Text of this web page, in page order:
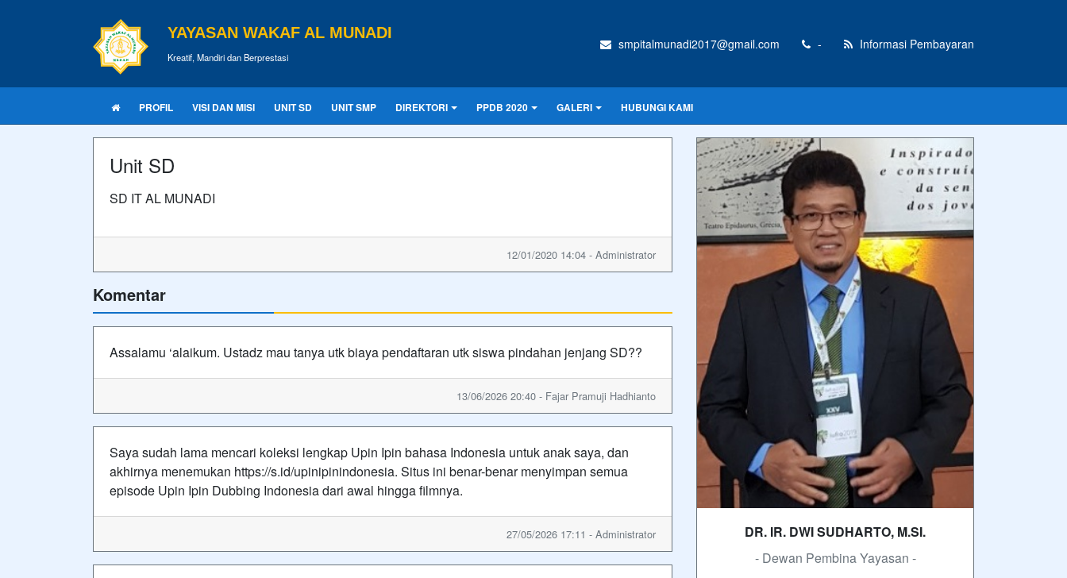
YAYASAN WAKAF AL MUNADI
Kreatif, Mandiri dan Berprestasi
smpitalmunadi2017@gmail.com - Informasi Pembayaran
PROFIL VISI DAN MISI UNIT SD UNIT SMP DIREKTORI PPDB 2020 GALERI HUBUNGI KAMI
Unit SD
SD IT AL MUNADI
12/01/2020 14:04 - Administrator
Komentar
Assalamu ‘alaikum. Ustadz mau tanya utk biaya pendaftaran utk siswa pindahan jenjang SD??
13/06/2026 20:40 - Fajar Pramuji Hadhianto
Saya sudah lama mencari koleksi lengkap Upin Ipin bahasa Indonesia untuk anak saya, dan
akhirnya menemukan https://s.id/upinipinindonesia. Situs ini benar-benar menyimpan semua
episode Upin Ipin Dubbing Indonesia dari awal hingga filmnya.
27/05/2026 17:11 - Administrator
DR. IR. DWI SUDHARTO, M.SI.
- Dewan Pembina Yayasan -